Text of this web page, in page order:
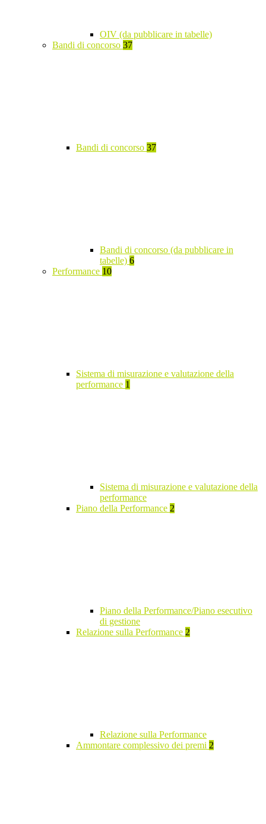
OIV (da pubblicare in tabelle)
Bandi di concorso 37
Bandi di concorso 37
Bandi di concorso (da pubblicare in
tabelle) 6
Performance 10
Sistema di misurazione e valutazione della
performance 1
Sistema di misurazione e valutazione della
performance
Piano della Performance 2
Piano della Performance/Piano esecutivo
di gestione
Relazione sulla Performance 2
Relazione sulla Performance
Ammontare complessivo dei premi 2